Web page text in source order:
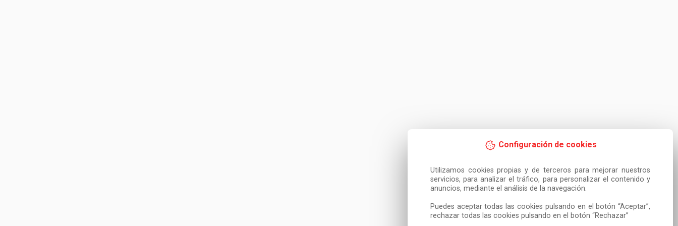
Configuración de cookies
Utilizamos cookies propias y de terceros para mejorar nuestros
servicios, para analizar el tráfico, para personalizar el contenido y
anuncios, mediante el análisis de la navegación.
Puedes aceptar todas las cookies pulsando en el botón “Aceptar”,
rechazar todas las cookies pulsando en el botón “Rechazar”